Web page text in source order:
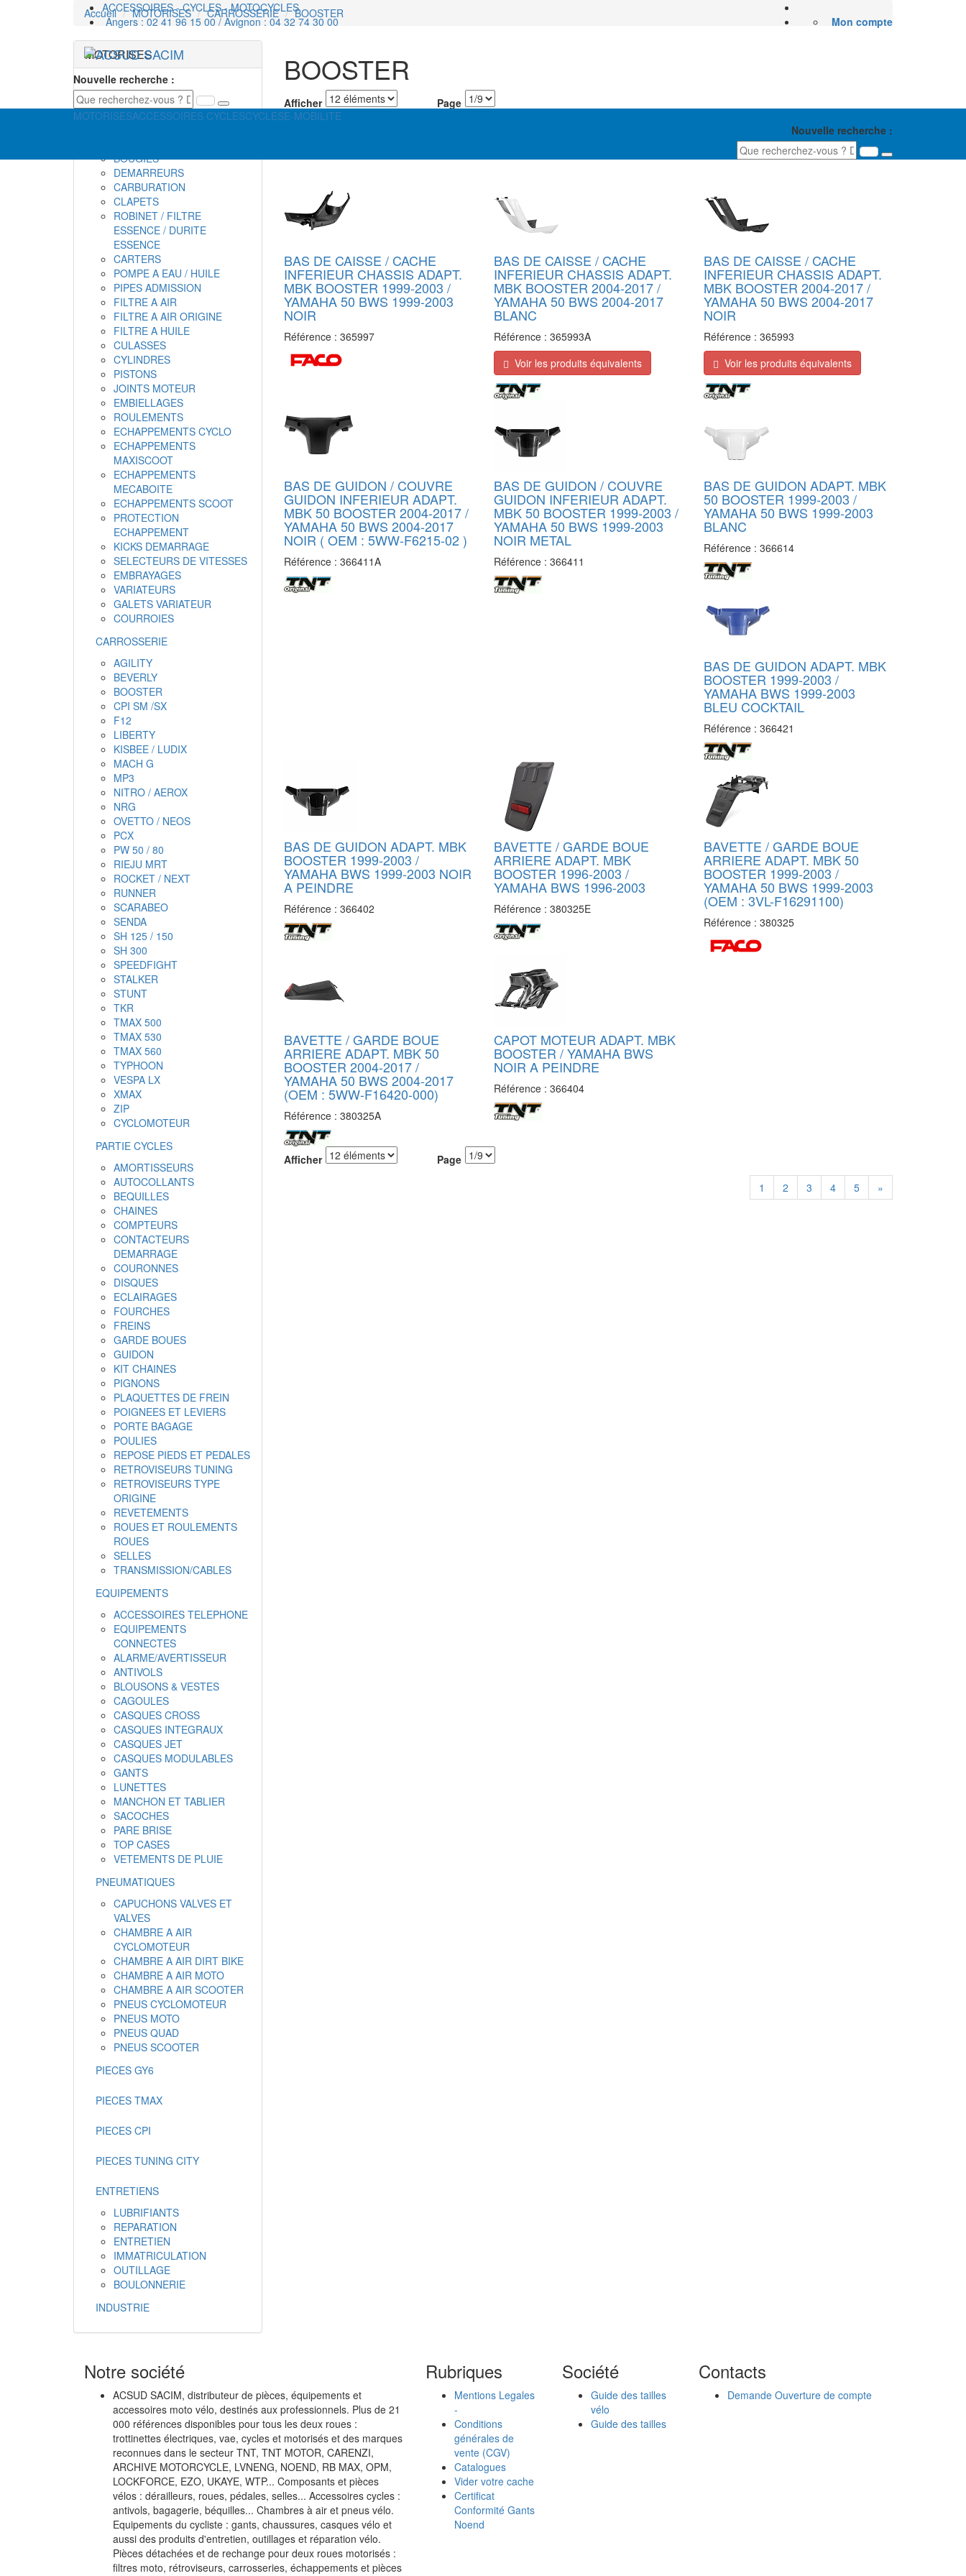
ACCESSOIRES - CYCLES - MOTOCYCLES
Angers : 02 41 96 15 00 / Avignon : 04 32 74 30 00
Mon compte
Nouvelle recherche :
MOTORISESACCESSOIRES CYCLESCYCLESE-MOBILITE
Nouvelle recherche :
Accueil MOTORISES CARROSSERIE BOOSTER
MOTORISES
PARTIE MOTEURS
ALLUMAGES
BOUGIES
DEMARREURS
CARBURATION
CLAPETS
ROBINET / FILTRE
ESSENCE / DURITE
ESSENCE
CARTERS
POMPE A EAU / HUILE
PIPES ADMISSION
FILTRE A AIR
FILTRE A AIR ORIGINE
FILTRE A HUILE
CULASSES
CYLINDRES
PISTONS
JOINTS MOTEUR
EMBIELLAGES
ROULEMENTS
ECHAPPEMENTS CYCLO
ECHAPPEMENTS
MAXISCOOT
ECHAPPEMENTS
MECABOITE
ECHAPPEMENTS SCOOT
PROTECTION
ECHAPPEMENT
KICKS DEMARRAGE
SELECTEURS DE VITESSES
EMBRAYAGES
VARIATEURS
GALETS VARIATEUR
COURROIES
CARROSSERIE
AGILITY
BEVERLY
BOOSTER
CPI SM /SX
F12
LIBERTY
KISBEE / LUDIX
MACH G
MP3
NITRO / AEROX
NRG
OVETTO / NEOS
PCX
PW 50 / 80
RIEJU MRT
ROCKET / NEXT
RUNNER
SCARABEO
SENDA
SH 125 / 150
SH 300
SPEEDFIGHT
STALKER
STUNT
TKR
TMAX 500
TMAX 530
TMAX 560
TYPHOON
VESPA LX
XMAX
ZIP
CYCLOMOTEUR
PARTIE CYCLES
AMORTISSEURS
AUTOCOLLANTS
BEQUILLES
CHAINES
COMPTEURS
CONTACTEURS
DEMARRAGE
COURONNES
DISQUES
ECLAIRAGES
FOURCHES
FREINS
GARDE BOUES
GUIDON
KIT CHAINES
PIGNONS
PLAQUETTES DE FREIN
POIGNEES ET LEVIERS
PORTE BAGAGE
POULIES
REPOSE PIEDS ET PEDALES
RETROVISEURS TUNING
RETROVISEURS TYPE
ORIGINE
REVETEMENTS
ROUES ET ROULEMENTS
ROUES
SELLES
TRANSMISSION/CABLES
EQUIPEMENTS
ACCESSOIRES TELEPHONE
EQUIPEMENTS
CONNECTES
ALARME/AVERTISSEUR
ANTIVOLS
BLOUSONS & VESTES
CAGOULES
CASQUES CROSS
CASQUES INTEGRAUX
CASQUES JET
CASQUES MODULABLES
GANTS
LUNETTES
MANCHON ET TABLIER
SACOCHES
PARE BRISE
TOP CASES
VETEMENTS DE PLUIE
PNEUMATIQUES
CAPUCHONS VALVES ET
VALVES
CHAMBRE A AIR
CYCLOMOTEUR
CHAMBRE A AIR DIRT BIKE
CHAMBRE A AIR MOTO
CHAMBRE A AIR SCOOTER
PNEUS CYCLOMOTEUR
PNEUS MOTO
PNEUS QUAD
PNEUS SCOOTER
PIECES GY6
PIECES TMAX
PIECES CPI
PIECES TUNING CITY
ENTRETIENS
LUBRIFIANTS
REPARATION
ENTRETIEN
IMMATRICULATION
OUTILLAGE
BOULONNERIE
INDUSTRIE
BOOSTER
Afficher
Page
3 4 5 »
BAS DE CAISSE / CACHE
INFERIEUR CHASSIS ADAPT.
MBK BOOSTER 1999-2003 /
YAMAHA 50 BWS 1999-2003
NOIR
Référence : 365997
BAS DE CAISSE / CACHE
INFERIEUR CHASSIS ADAPT.
MBK BOOSTER 2004-2017 /
YAMAHA 50 BWS 2004-2017
BLANC
Référence : 365993A
Voir les produits équivalents
BAS DE CAISSE / CACHE
INFERIEUR CHASSIS ADAPT.
MBK BOOSTER 2004-2017 /
YAMAHA 50 BWS 2004-2017
NOIR
Référence :365993
Voir les produits équivalents
BAS DE GUIDON / COUVRE
GUIDON INFERIEUR ADAPT.
MBK 50 BOOSTER 2004-2017 /
YAMAHA 50 BWS 2004-2017
NOIR ( OEM : 5WW-F6215-02 )
Référence : 366411A
BAS DE GUIDON / COUVRE
GUIDON INFERIEUR ADAPT.
MBK 50 BOOSTER 1999-2003 /
YAMAHA 50 BWS 1999-2003
NOIR METAL
Référence : 366411
BAS DE GUIDON ADAPT. MBK
50 BOOSTER 1999-2003 /
YAMAHA 50 BWS 1999-2003
BLANC
Référence :366614
BAS DE GUIDON ADAPT. MBK
BOOSTER 1999-2003 /
YAMAHA BWS 1999-2003
BLEU COCKTAIL
Référence :366421
BAS DE GUIDON ADAPT. MBK
BOOSTER 1999-2003 /
YAMAHA BWS 1999-2003 NOIR
A PEINDRE
Référence : 366402
BAVETTE / GARDE BOUE
ARRIERE ADAPT. MBK
BOOSTER 1996-2003 /
YAMAHA BWS 1996-2003
Référence : 380325E
BAVETTE / GARDE BOUE
ARRIERE ADAPT. MBK 50
BOOSTER 1999-2003 /
YAMAHA 50 BWS 1999-2003
(OEM : 3VL-F16291100)
Référence :380325
BAVETTE / GARDE BOUE
ARRIERE ADAPT. MBK 50
BOOSTER 2004-2017 /
YAMAHA 50 BWS 2004-2017
(OEM : 5WW-F16420-000)
Référence : 380325A
CAPOT MOTEUR ADAPT. MBK
BOOSTER / YAMAHA BWS
NOIR A PEINDRE
Référence : 366404
Afficher
Page
1
2 3 4 5 »
Notre société
ACSUD SACIM, distributeur de pièces, équipements et
accessoires moto vélo, destinés aux professionnels. Plus de 21
000 références disponibles pour tous les deux roues :
trottinettes électriques, vae, cycles et motorisés et des marques
reconnues dans le secteur TNT, TNT MOTOR, CARENZI,
ARCHIVE MOTORCYCLE, LVNENG, NOEND, RB MAX, OPM,
LOCKFORCE, EZO, UKAYE, WTP... Composants et pièces
vélos : dérailleurs, roues, pédales, selles... Accessoires cycles :
antivols, bagagerie, béquilles... Chambres à air et pneus vélo.
Equipements du cycliste : gants, chaussures, casques vélo et
aussi des produits d'entretien, outillages et réparation vélo.
Pièces détachées et de rechange pour deux roues motorisés :
filtres moto, rétroviseurs, carrosseries, échappements et pièces
Rubriques
Mentions Legales
-
Conditions
générales de
vente (CGV)
Catalogues
Vider votre cache
Certificat
Conformité Gants
Noend
Société
Guide des tailles
vélo
Guide des tailles
Contacts
Demande Ouverture de compte